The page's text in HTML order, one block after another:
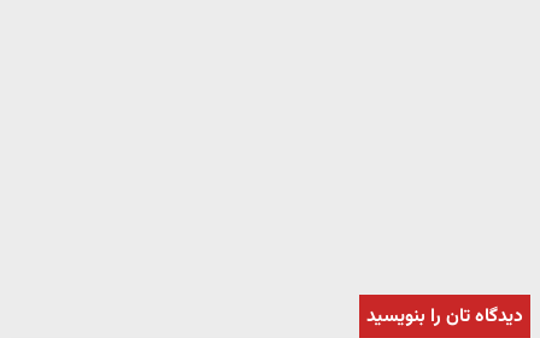
دیدگاه تان را بنویسید